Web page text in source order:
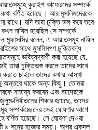
কুরাইশ কাফেরদের সম্পর্কে
বর্ণিত হয়েছে। আর মুসলিমদেরকে
রাখে। যদি তারা চুক্তি ভঙ্গ করে তবে
নাযিল হয়েছিল সে সম্পর্কে
মুফাসসির বলেন, এ আয়াতসমূহ নাযিল
সাথে মুসলিমগণ চুক্তিবদ্ধ
ভবিষ্যদ্বাণী করা হয়েছে যে,
তারা চুক্তিভঙ্গ করলে তাদের সাথে
চাইলে তাদের কথায় আস্থা
অন্তরে থাকে অন্য কিছু। তোমরা
সাহায্য করবেন এবং তাদেরকে
নির্যাতনের শিকার হয়েছে, তাদের
সম্পর্কচ্ছেদের সেই ঘোষণার আগে
বর্ণিত হয়েছে। সে ঘোষণা দেওয়া
৯ সনের হজ্জের সময়। অপর একদল